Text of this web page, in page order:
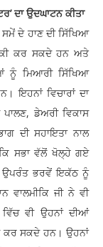
ਦਾ ਉਦਘਾਟਨ ਕੀਤਾ
ਦੇ ਹਾਣ ਦੀ ਸਿੱਖਿਆ
ਕਰ ਸਕਦੇ ਹਨ ਅਤੇ
ਨੂੰ ਮਿਆਰੀ ਸਿੱਖਿਆ
ਇਹਨਾਂ ਵਿਚਾਰਾਂ ਦਾ
ਡੇਅਰੀ ਵਿਕਾਸ
ਦੀ ਸਹਾਇਤਾ ਨਾਲ
ਸਭਾ ਵੱਲੋਂ ਖੋਲ੍ਹੇ ਗਏ
ਉਪਰੰਤ ਭਰਵੇਂ ਇਕੱਠ ਨੂੰ
ਜੀ ਨੇ ਵੀ
ਵੀ ਉਹਨਾਂ ਦੀਆਂ
ਕਰ ਸਕਦੇ ਹਨ। ਉਹਨਾਂ